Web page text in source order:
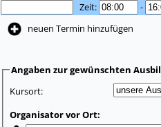
Zeit:
-
neuen Termin hinzufügen
Angaben zur gewünschten
Kursort:
Organisator vor Ort: